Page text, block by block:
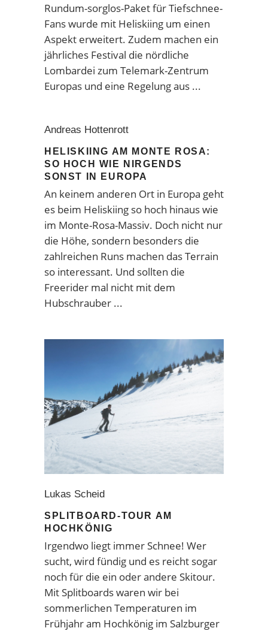
Rundum-sorglos-Paket für Tiefschnee-
Fans wurde mit Heliskiing um einen
Aspekt erweitert. Zudem machen ein
jährliches Festival die nördliche
Lombardei zum Telemark-Zentrum
Europas und eine Regelung aus
Andreas Hottenrott
HELISKIING AM MONTE ROSA:
SO HOCH WIE NIRGENDS
SONST IN EUROPA
An keinem anderen Ort in Europa geht
es beim Heliskiing so hoch hinaus wie
im Monte-Rosa-Massiv. Doch nicht nur
die Höhe, sondern besonders die
zahlreichen Runs machen das Terrain
so interessant. Und sollten die
Freerider mal nicht mit dem
Hubschrauber
Lukas Scheid
SPLITBOARD-TOUR AM
HOCHKÖNIG
Irgendwo liegt immer Schnee! Wer
sucht, wird fündig und es reicht sogar
noch für die ein oder andere Skitour.
Mit Splitboards waren wir bei
sommerlichen Temperaturen im
Frühjahr am Hochkönig im Salzburger